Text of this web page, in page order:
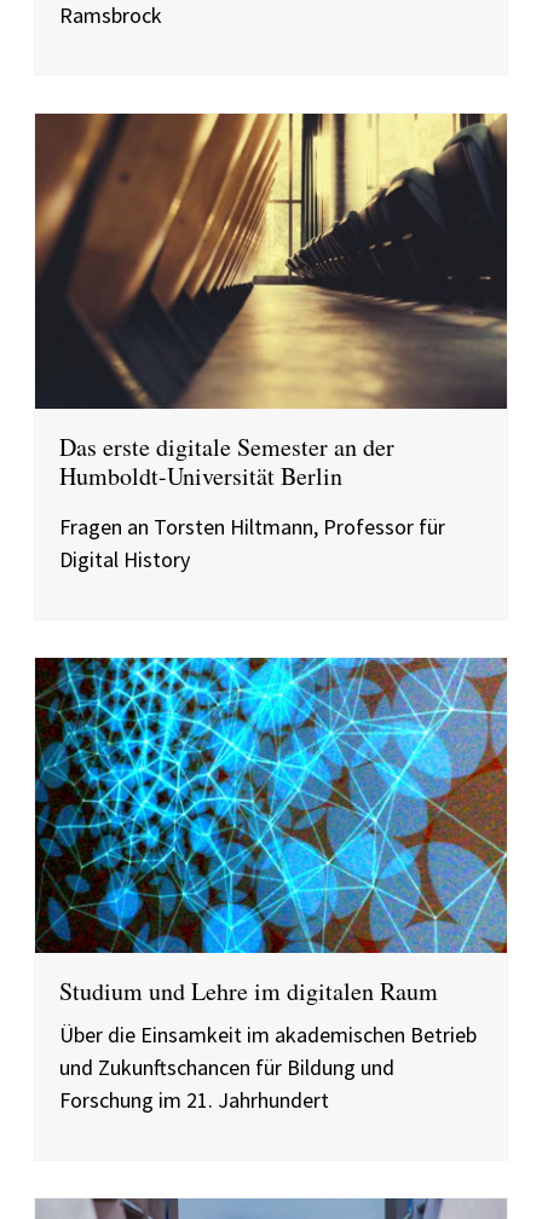
Ramsbrock
Das erste digitale Semester an der
Humboldt-Universität Berlin
Fragen an Torsten Hiltmann, Professor für
Digital History
Studium und Lehre im digitalen Raum
Über die Einsamkeit im akademischen Betrieb
und Zukunftschancen für Bildung und
Forschung im 21. Jahrhundert